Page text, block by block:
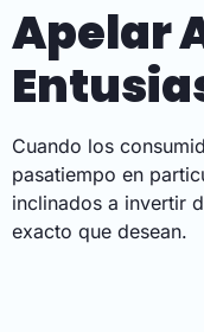
Apelar
Cuando los
pasatiempo en
inclinados a invertir
exacto que desean.